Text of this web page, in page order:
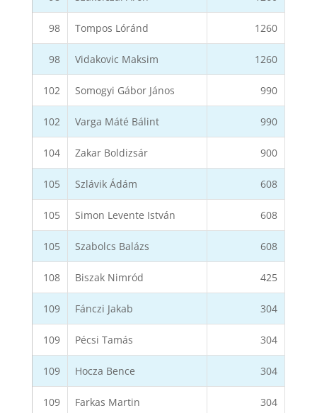
98 Tompos Lóránd 1260
98 Vidakovic Maksim 1260
102 Somogyi Gábor János 990
102 Varga Máté Bálint 990
104 Zakar Boldizsár 900
105 Szlávik Ádám 608
105 Simon Levente István 608
105 Szabolcs Balázs 608
108 Biszak Nimród 425
109 Fánczi Jakab 304
109 Pécsi Tamás 304
109 Hocza Bence 304
109 Farkas Martin 304